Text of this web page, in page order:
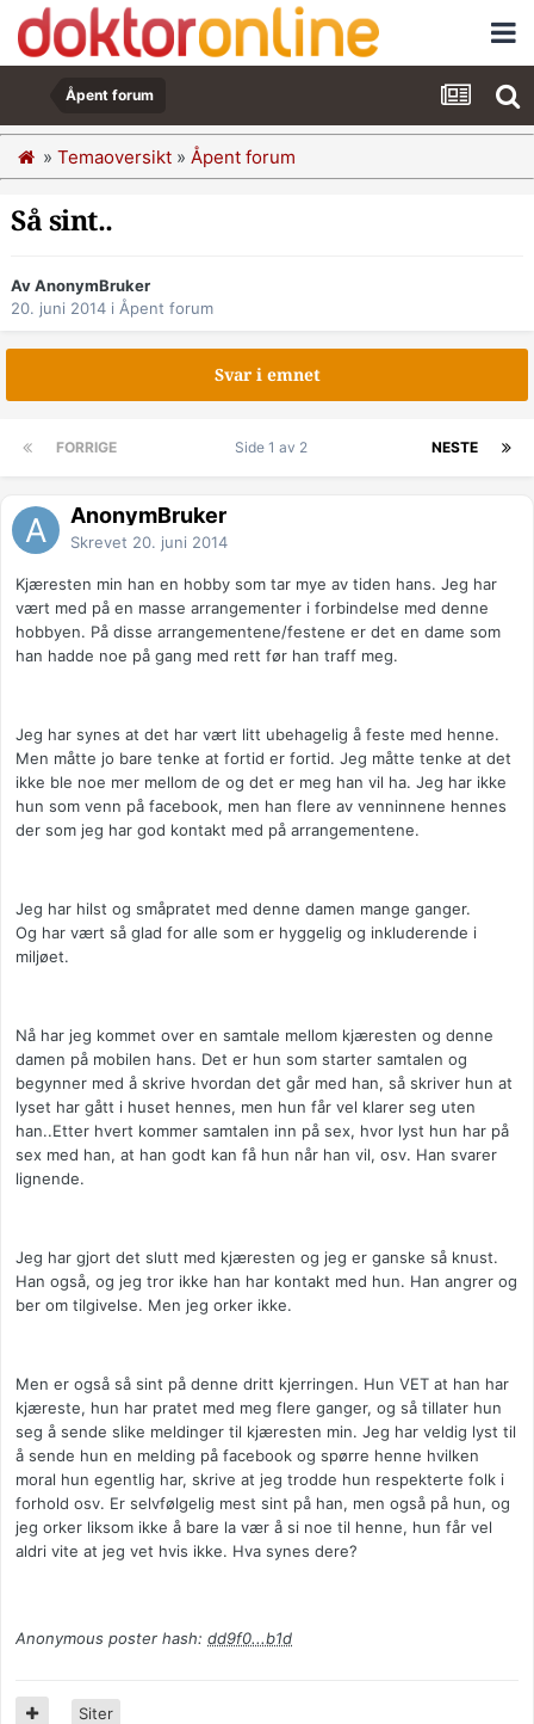
Åpent forum
» Temaoversikt » Åpent forum
Så sint..
Av AnonymBruker
20. juni 2014 i Åpent forum
Svar i emnet
FORRIGE NESTE
Side 1 av 2
AnonymBruker
Skrevet 20. juni 2014
Kjæresten min han en hobby som tar mye av tiden hans. Jeg har
vært med på en masse arrangementer i forbindelse med denne
hobbyen. På disse arrangementene/festene er det en dame som
han hadde noe på gang med rett før han traff meg.
Jeg har synes at det har vært litt ubehagelig å feste med henne.
Men måtte jo bare tenke at fortid er fortid. Jeg måtte tenke at det
ikke ble noe mer mellom de og det er meg han vil ha. Jeg har ikke
hun som venn på facebook, men han flere av venninnene hennes
der som jeg har god kontakt med på arrangementene.
Jeg har hilst og småpratet med denne damen mange ganger.
Og har vært så glad for alle som er hyggelig og inkluderende i
miljøet.
Nå har jeg kommet over en samtale mellom kjæresten og denne
damen på mobilen hans. Det er hun som starter samtalen og
begynner med å skrive hvordan det går med han, så skriver hun at
lyset har gått i huset hennes, men hun får vel klarer seg uten
han..Etter hvert kommer samtalen inn på sex, hvor lyst hun har på
sex med han, at han godt kan få hun når han vil, osv. Han svarer
lignende.
Jeg har gjort det slutt med kjæresten og jeg er ganske så knust.
Han også, og jeg tror ikke han har kontakt med hun. Han angrer og
ber om tilgivelse. Men jeg orker ikke.
Men er også så sint på denne dritt kjerringen. Hun VET at han har
kjæreste, hun har pratet med meg flere ganger, og så tillater hun
seg å sende slike meldinger til kjæresten min. Jeg har veldig lyst til
å sende hun en melding på facebook og spørre henne hvilken
moral hun egentlig har, skrive at jeg trodde hun respekterte folk i
forhold osv. Er selvfølgelig mest sint på han, men også på hun, og
jeg orker liksom ikke å bare la vær å si noe til henne, hun får vel
aldri vite at jeg vet hvis ikke. Hva synes dere?
Anonymous poster hash: dd9f0...b1d
Siter